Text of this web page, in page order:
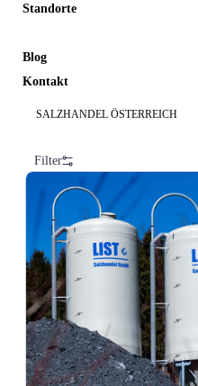
Standorte
Blog
Kontakt
SALZHANDEL ÖSTERREICH
Filter